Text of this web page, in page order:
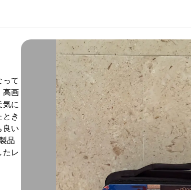
て
高画
気に
き
良い
品
レ